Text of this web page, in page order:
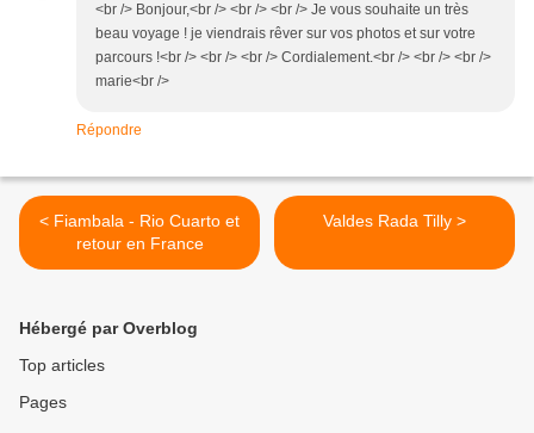
<br /> Bonjour,<br /> <br /> <br /> Je vous souhaite un très
beau voyage ! je viendrais rêver sur vos photos et sur votre
parcours !<br /> <br /> <br /> Cordialement.<br /> <br /> <br />
marie<br />
Répondre
< Fiambala - Rio Cuarto et
retour en France
Valdes Rada Tilly >
Hébergé par Overblog
Top articles
Pages